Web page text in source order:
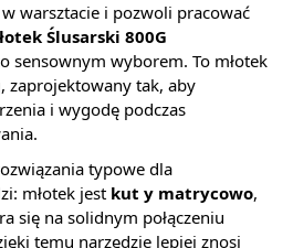
warsztacie i pozwoli pracować
Ślusarski 800G
sensownym wyborem. To młotek
zaprojektowany tak, aby
i wygodę podczas
typowe dla
młotek jest kut y matrycowo,
się na solidnym połączeniu
temu narzędzie lepiej znosi